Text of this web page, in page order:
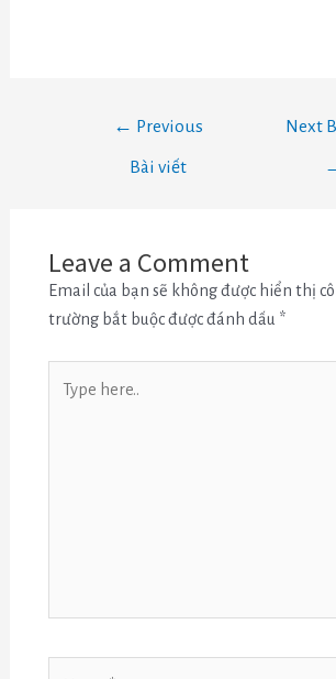
← Previous
Bài viết
Next
Leave a Comment
Email của bạn sẽ không được hiển thị
trường bắt buộc được đánh dấu *
here..